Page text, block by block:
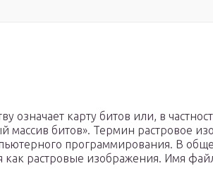
означает карту битов или, в
массив битов». Термин растровое
программирования. В
как растровые изображения. Имя